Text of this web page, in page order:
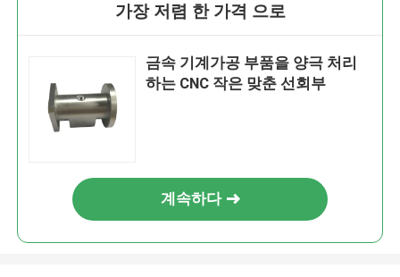
가장 저렴 한 가격 으로
금속 기계가공 부품을 양극 처리
하는 CNC 작은 맞춘 선회부
계속하다